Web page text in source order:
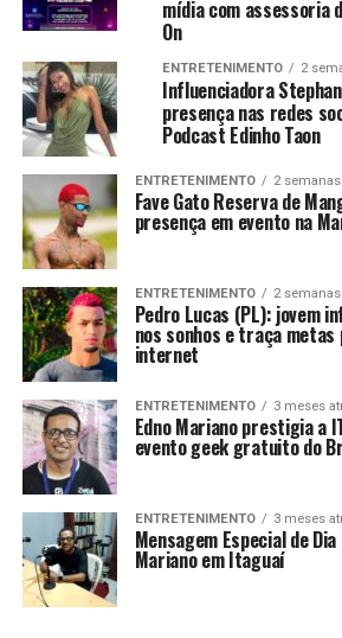
mídia com assessoria
On
ENTRETENIMENTO 2
Influenciadora
presença nas redes
Podcast Edinho Taon
ENTRETENIMENTO 2
Fave Gato Reserva de
presença em evento na
ENTRETENIMENTO 2
Pedro Lucas (PL): jovem
nos sonhos e traça
internet
ENTRETENIMENTO 3 meses
Edno Mariano prestigia a
evento geek gratuito do
ENTRETENIMENTO 3 meses
Mensagem Especial de
Mariano em Itaguaí